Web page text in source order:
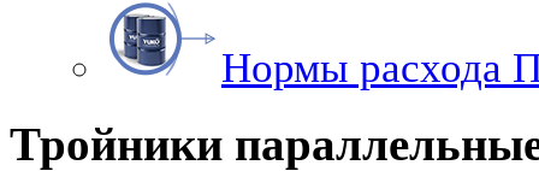
Нормы расхода
Тройники